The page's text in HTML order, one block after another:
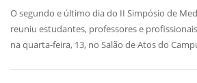
O segundo e último dia do II Simpósio de
reuniu estudantes, professores e
na quarta-feira, 13, no Salão de Atos do